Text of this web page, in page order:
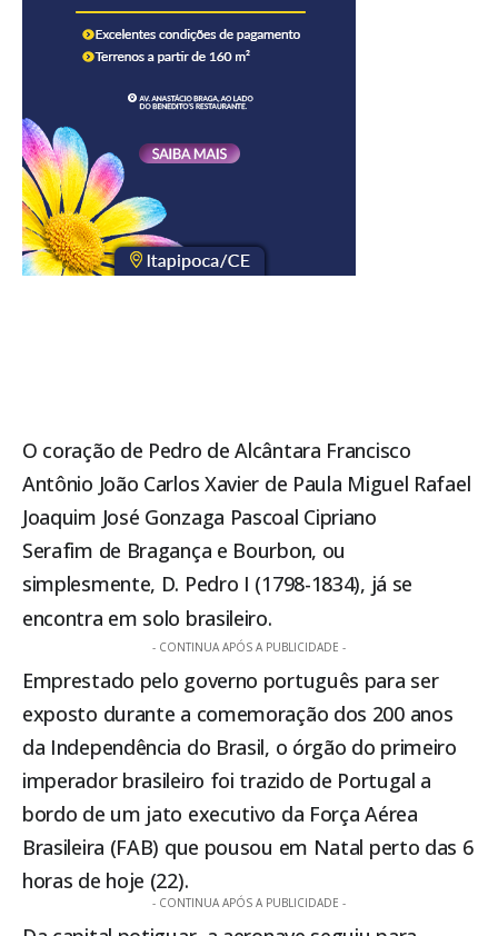
O coração de Pedro de Alcântara Francisco
Antônio João Carlos Xavier de Paula Miguel Rafael
Joaquim José Gonzaga Pascoal Cipriano
Serafim de Bragança e Bourbon, ou
simplesmente, D. Pedro I (1798-1834), já se
encontra em solo brasileiro.
- CONTINUA APÓS A PUBLICIDADE -
Emprestado pelo governo português para ser
exposto durante a comemoração dos 200 anos
da Independência do Brasil, o órgão do primeiro
imperador brasileiro foi trazido de Portugal a
bordo de um jato executivo da Força Aérea
Brasileira (FAB) que pousou em Natal perto das 6
horas de hoje (22).
- CONTINUA APÓS A PUBLICIDADE -